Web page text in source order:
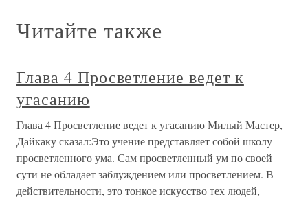
Читайте также
Глава 4 Просветление ведет к
угасанию
Глава 4 Просветление ведет к угасанию Милый Мастер,
Дайкаку сказал:Это учение представляет собой школу
просветленного ума. Сам просветленный ум по своей
сути не обладает заблуждением или просветлением. В
действительности, это тонкое искусство тех людей,